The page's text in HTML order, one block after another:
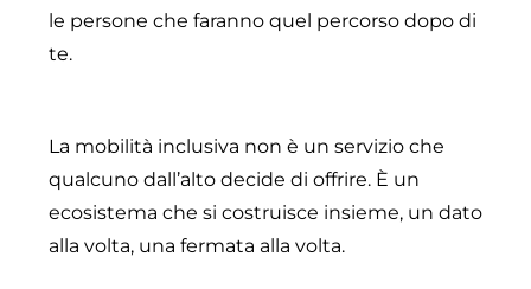
le persone che faranno quel percorso dopo di
te.
La mobilità inclusiva non è un servizio che
qualcuno dall’alto decide di offrire. È un
ecosistema che si costruisce insieme, un dato
alla volta, una fermata alla volta.